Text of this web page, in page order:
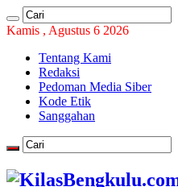
Kamis , Agustus 6 2026
Tentang Kami
Redaksi
Pedoman Media Siber
Kode Etik
Sanggahan